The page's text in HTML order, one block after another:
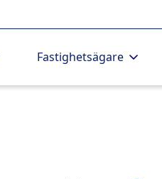
Fastighetsägare